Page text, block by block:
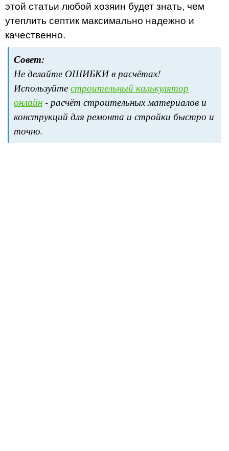
этой статьи любой хозяин будет знать, чем
утеплить септик максимально надежно и
качественно.
Совет:
Не делайте ОШИБКИ в расчётах!
Используйте строительный калькулятор
онлайн - расчёт строительных материалов и
конструкций для ремонта и стройки быстро и
точно.